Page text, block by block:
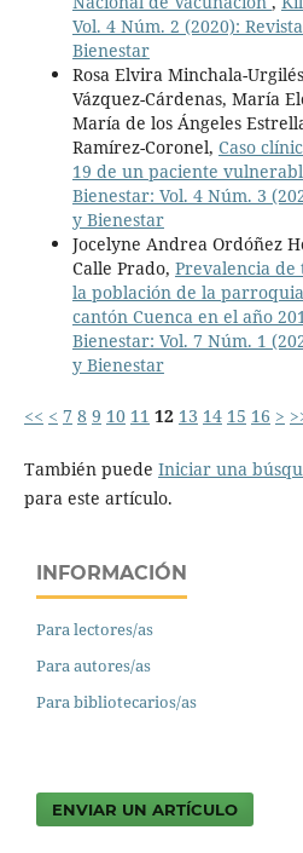
Vol. 4 Núm. 2 (2020):
Bienestar
Rosa Elvira Minchala-
Vázquez-Cárdenas, María
María de los Ángeles
Ramírez-Coronel, Caso
19 de un paciente
Bienestar: Vol. 4 Núm. 3
y Bienestar
Jocelyne Andrea Ordóñez
Calle Prado, Prevalencia
la población de la
cantón Cuenca en el año
Bienestar: Vol. 7 Núm. 1
y Bienestar
<< < 7 8 9 10 11 12 13 14 15 16 >
También puede Iniciar una
para este artículo.
INFORMACIÓN
Para lectores/as
Para autores/as
Para bibliotecarios/as
ENVIAR UN ARTÍCULO